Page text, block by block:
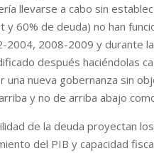
llevarse a cabo sin
y 60% de deuda) no han
2008-2009 y durante
después haciéndolas
una nueva gobernanza sin
y no de arriba abajo
de la deuda proyectan
del PIB y capacidad